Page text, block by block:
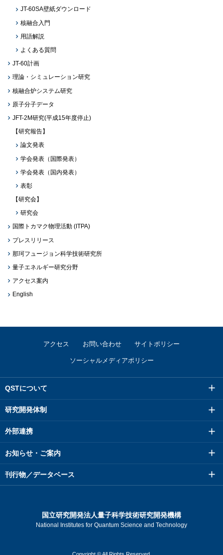
JT-60SA壁紙ダウンロード
核融合入門
用語解説
よくある質問
JT-60計画
理論・シミュレーション研究
核融合炉システム研究
原子分子データ
JFT-2M研究(平成15年度停止)
【研究報告】
論文発表
学会発表（国際発表）
学会発表（国内発表）
表彰
【研究会】
研究会
国際トカマク物理活動 (ITPA)
プレスリリース
那珂フュージョン科学技術研究所
量子エネルギー研究分野
アクセス案内
English
アクセス お問い合わせ サイトポリシー
ソーシャルメディアポリシー
QSTについて
研究開発体制
外部連携
お知らせ・ご案内
刊行物／データベース
国立研究開発法人量子科学技術研究開発機構
National Institutes for Quantum Science and Technology